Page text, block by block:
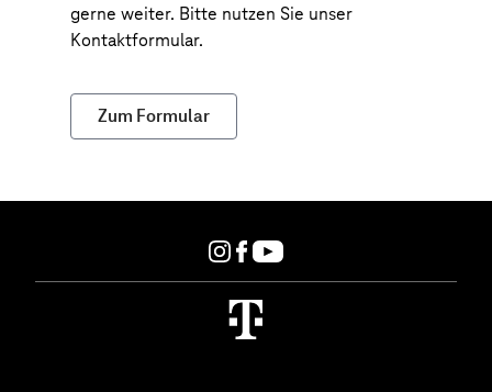
gerne weiter. Bitte nutzen Sie unser
Kontaktformular.
Zum Formular